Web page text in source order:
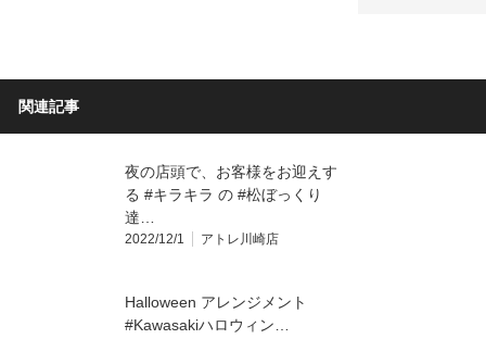
関連記事
夜の店頭で、お客様をお迎えす
る #キラキラ の #松ぼっくり
達…
2022/12/1 アトレ川崎店
Halloween アレンジメント
#Kawasakiハロウィン…